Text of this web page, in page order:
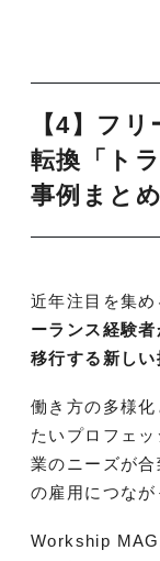
【4】フ
転換「ト
事例まとめ
近年注目を集め
ーランス経験
移行する新し
働き方の多様
たいプロフェ
業のニーズが
の雇用につなが
Workship